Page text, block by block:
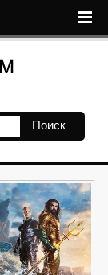
Поиск